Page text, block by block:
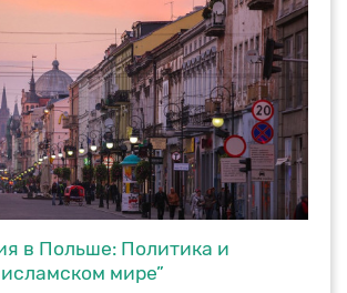
в Польше: Политика и
мире”